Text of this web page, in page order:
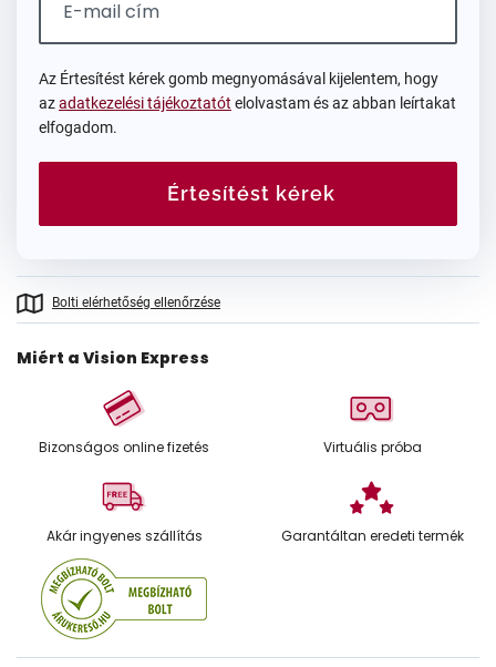
Az Értesítést kérek gomb megnyomásával kijelentem, hogy
azadatkezelési tájékoztatót elolvastam és az abban leírtakat
elfogadom.
Értesítést kérek
Bolti elérhetőség ellenőrzése
Miért a Vision Express
Bizonságos online fizetés Virtuális próba
Akár ingyenes szállítás Garantáltan eredeti termék